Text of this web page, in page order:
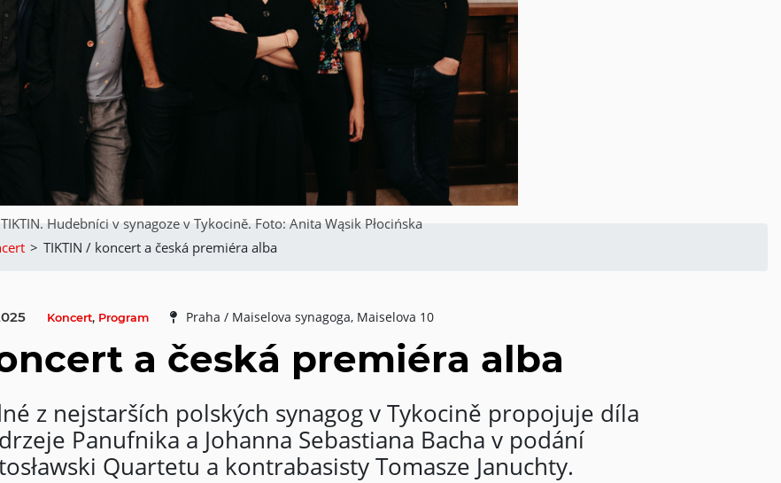
Hudebníci v synagoze v Tykocině. Foto: Anita Wąsik Płocińska
> TIKTIN / koncert a česká premiéra alba
Koncert, Program Praha / Maiselova synagoga, Maiselova 10
a česká premiéra alba
z nejstarších polských synagog v Tykocině propojuje díla
Panufnika a Johanna Sebastiana Bacha v podání
Quartetu a kontrabasisty Tomasze Januchty.